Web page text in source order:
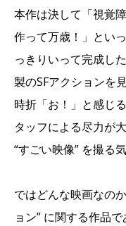
本作は決して「視覚
作って万歳！」とい
っきりいって完成し
製のSFアクションを
時折「お！」と感じ
タッフによる尽力が
“すごい映像” を撮る
ではどんな映画なの
ョン” に関する作品